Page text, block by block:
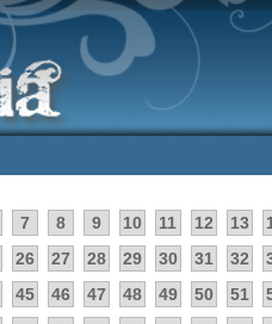
7 8 9 10 11 12 13
26 27 28 29 30 31 32
45 46 47 48 49 50 51